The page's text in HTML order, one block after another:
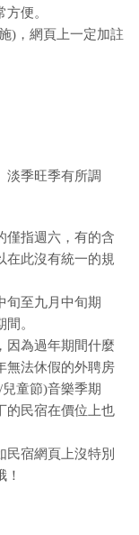
便。
)，網頁上一定加註
淡季旺季有所調
僅指週六，有的含
在此沒有統一的規
旬至九月中旬期
。
因為過年期間什麼
無法休假的外聘房
童節)音樂季期
的民宿在價位上也
民宿網頁上沒特別